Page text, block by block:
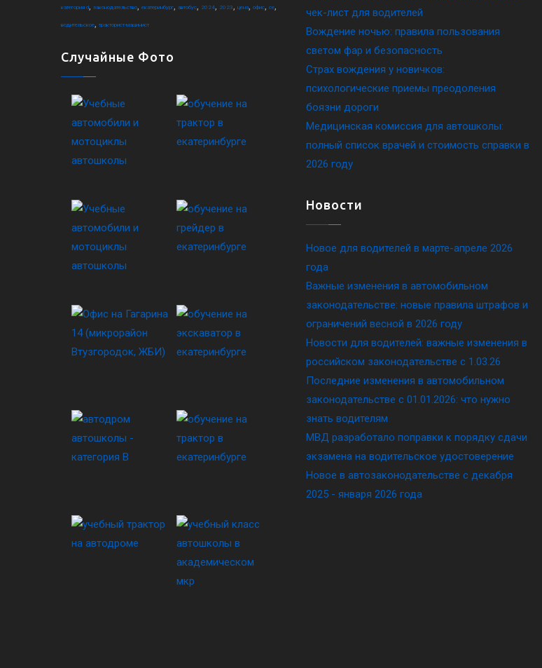
категория d, законодательство, екатеринбург, автобус, 2024, 2023, цена, офис, ce,
водительское, тракторист-машинист
Случайные Фото
чек-лист для водителей
Вождение ночью: правила пользования
светом фар и безопасность
Страх вождения у новичков:
психологические приемы преодоления
боязни дороги
Медицинская комиссия для автошколы:
полный список врачей и стоимость справки в
2026 году
Новости
Новое для водителей в марте-апреле 2026
года
Важные изменения в автомобильном
законодательстве: новые правила штрафов и
ограничений весной в 2026 году
Новости для водителей: важные изменения в
российском законодательстве c 1.03.26
Последние изменения в автомобильном
законодательстве c 01.01.2026: что нужно
знать водителям
МВД разработало поправки к порядку сдачи
экзамена на водительское удостоверение
Новое в автозаконодательстве с декабря
2025 - января 2026 года